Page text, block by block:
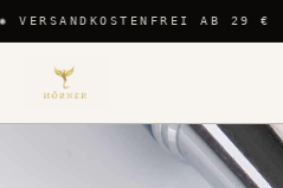
VERSANDKOSTENFREI AB 29 €